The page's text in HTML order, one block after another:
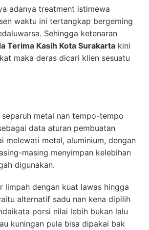
adanya treatment istimewa
waktu ini tertangkap bergeming
Sehingga ketenaran
Terima Kasih Kota Surakarta kini
maka deras dicari klien sesuatu
separuh metal nan tempo-tempo
data aturan pembuatan
melewati metal, aluminium, dengan
masing menyimpan kelebihan
digunakan.
limpah dengan kuat lawas hingga
alternatif sadu nan kena dipilih
porsi nilai lebih bukan lalu
kuningan pula bisa dipakai bak